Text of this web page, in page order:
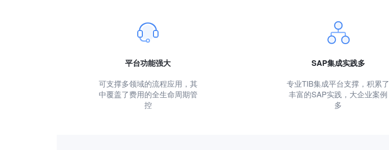
平台功能强大
可支撑多领域的流程应用，其
中覆盖了费用的全生命周期管
控
SAP集成实践多
专业TIB集成平台支撑，积累了
丰富的SAP实践，大企业案例
多